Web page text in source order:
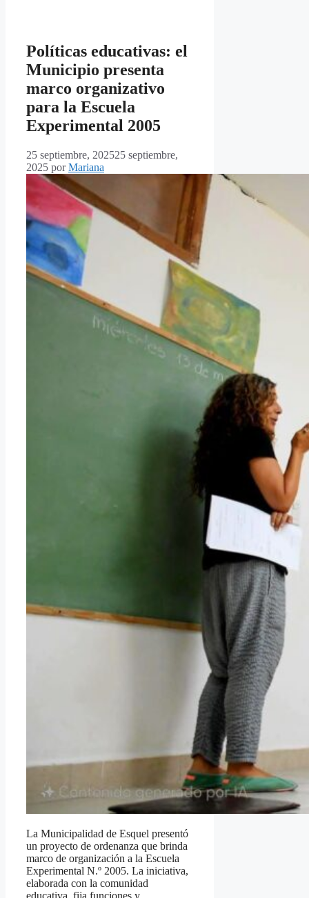
Políticas educativas: el
Municipio presenta
marco organizativo
para la Escuela
Experimental 2005
25 septiembre, 202525 septiembre,
2025 porMariana
La Municipalidad de Esquel presentó
un proyecto de ordenanza que brinda
marco de organización a la Escuela
Experimental N.º 2005. La iniciativa,
elaborada con la comunidad
educativa, fija funciones y